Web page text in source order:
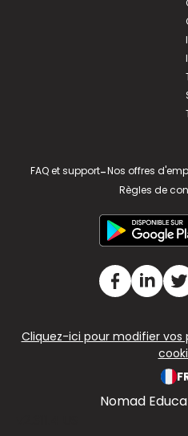
FAQ et support-Nos offres
Règles de
Cliquez-ici pour modifier
Nomad